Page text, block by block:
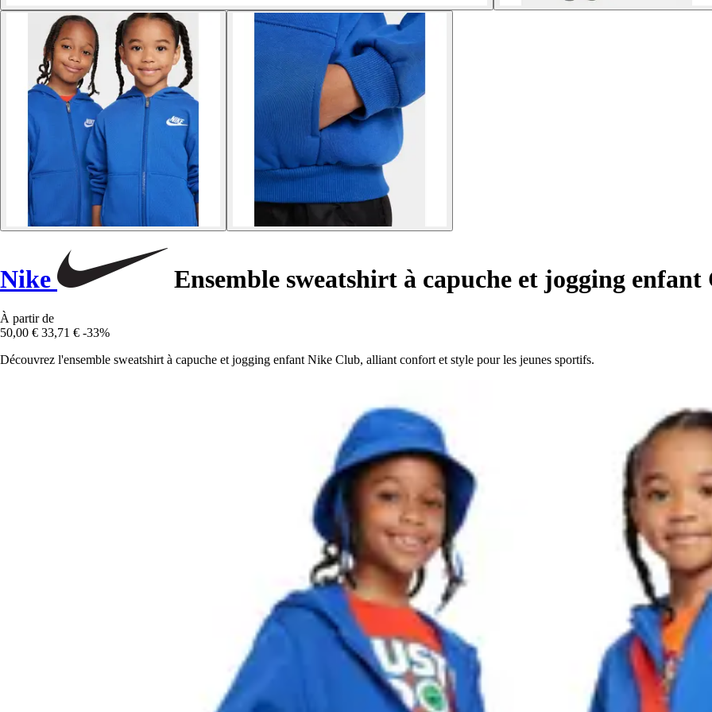
Nike Ensemble sweatshirt à capuche et jogging enfant
À partir de
50,00 € 33,71 € -33%
Découvrez l'ensemble sweatshirt à capuche et jogging enfant Nike Club, alliant confort et style pour les jeunes sportifs.